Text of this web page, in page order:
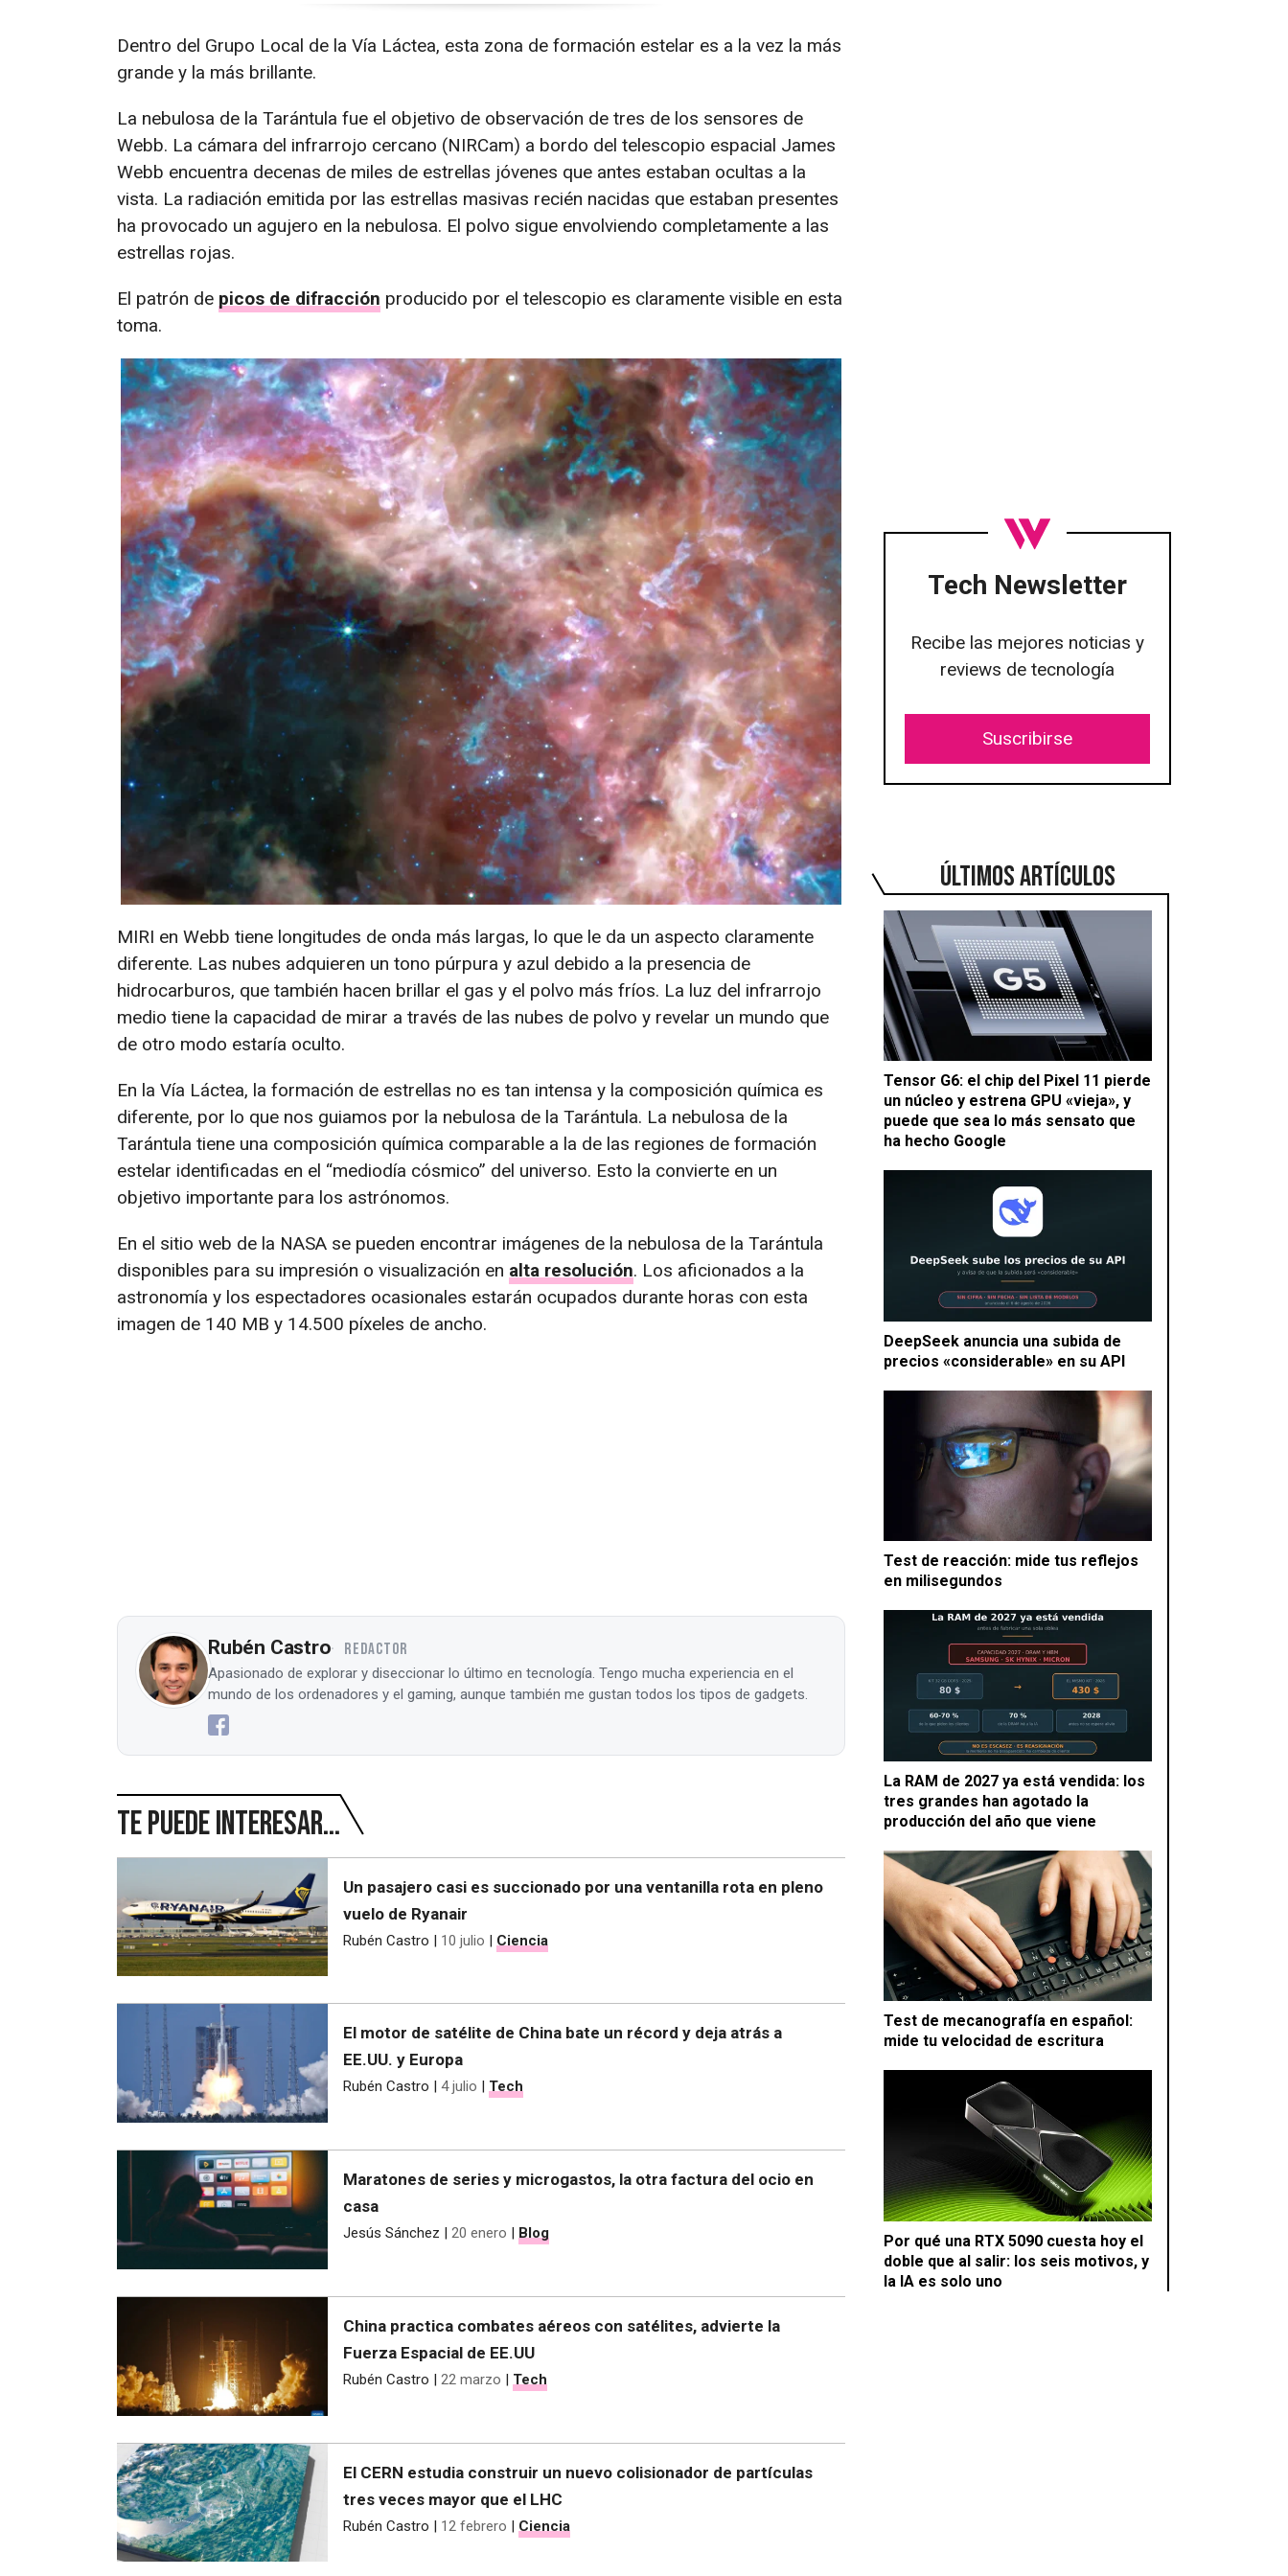
Tech Newsletter
Recibe las mejores noticias y
reviews de tecnología
Suscribirse
ÚLTIMOS ARTÍCULOS
Tensor G6: el chip del Pixel 11 pierde
un núcleo y estrena GPU «vieja», y
puede que sea lo más sensato que
ha hecho Google
DeepSeek anuncia una subida de
precios «considerable» en su API
Test de reacción: mide tus reflejos
en milisegundos
La RAM de 2027 ya está vendida: los
tres grandes han agotado la
producción del año que viene
Test de mecanografía en español:
mide tu velocidad de escritura
Por qué una RTX 5090 cuesta hoy el
doble que al salir: los seis motivos, y
la IA es solo uno
Dentro del Grupo Local de la Vía Láctea, esta zona de formación estelar es a la vez la más
grande y la más brillante.
La nebulosa de la Tarántula fue el objetivo de observación de tres de los sensores de
Webb. La cámara del infrarrojo cercano (NIRCam) a bordo del telescopio espacial James
Webb encuentra decenas de miles de estrellas jóvenes que antes estaban ocultas a la
vista. La radiación emitida por las estrellas masivas recién nacidas que estaban presentes
ha provocado un agujero en la nebulosa. El polvo sigue envolviendo completamente a las
estrellas rojas.
El patrón de picos de difracción producido por el telescopio es claramente visible en esta
toma.
MIRI en Webb tiene longitudes de onda más largas, lo que le da un aspecto claramente
diferente. Las nubes adquieren un tono púrpura y azul debido a la presencia de
hidrocarburos, que también hacen brillar el gas y el polvo más fríos. La luz del infrarrojo
medio tiene la capacidad de mirar a través de las nubes de polvo y revelar un mundo que
de otro modo estaría oculto.
En la Vía Láctea, la formación de estrellas no es tan intensa y la composición química es
diferente, por lo que nos guiamos por la nebulosa de la Tarántula. La nebulosa de la
Tarántula tiene una composición química comparable a la de las regiones de formación
estelar identificadas en el “mediodía cósmico” del universo. Esto la convierte en un
objetivo importante para los astrónomos.
En el sitio web de la NASA se pueden encontrar imágenes de la nebulosa de la Tarántula
disponibles para su impresión o visualización en alta resolución. Los aficionados a la
astronomía y los espectadores ocasionales estarán ocupados durante horas con esta
imagen de 140 MB y 14.500 píxeles de ancho.
Rubén Castro REDACTOR
Apasionado de explorar y diseccionar lo último en tecnología. Tengo mucha experiencia en el
mundo de los ordenadores y el gaming, aunque también me gustan todos los tipos de gadgets.
Te puede interesar...
Un pasajero casi es succionado por una ventanilla rota en pleno
vuelo de Ryanair
Rubén Castro | 10 julio | Ciencia
El motor de satélite de China bate un récord y deja atrás a
EE.UU. y Europa
Rubén Castro 4 julio Tech
Maratones de series y microgastos, la otra factura del ocio en
casa
Jesús Sánchez | 20 enero | Blog
China practica combates aéreos con satélites, advierte la
Fuerza Espacial de EE.UU
Rubén Castro | 22 marzo | Tech
El CERN estudia construir un nuevo colisionador de partículas
tres veces mayor que el LHC
Rubén Castro | 12 febrero | Ciencia